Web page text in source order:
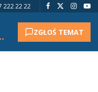
222 22 22
tytułu. ZGŁOŚ TEMAT